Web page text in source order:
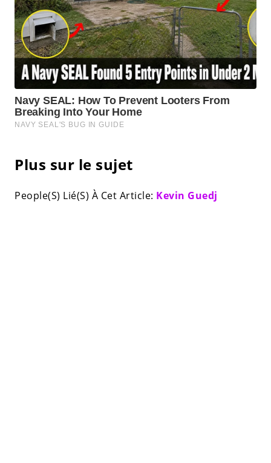
Plus sur le sujet
People(S) Lié(S) À Cet Article: Kevin Guedj